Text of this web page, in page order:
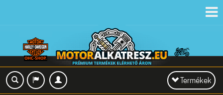
Toggle
navigation
Termékek